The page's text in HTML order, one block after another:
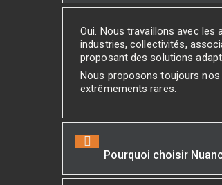
Oui. Nous travaillons avec les
industries, collectivités,
proposant des solutions
Nous proposons toujours
extrêmements rares.
Pourquoi choisir